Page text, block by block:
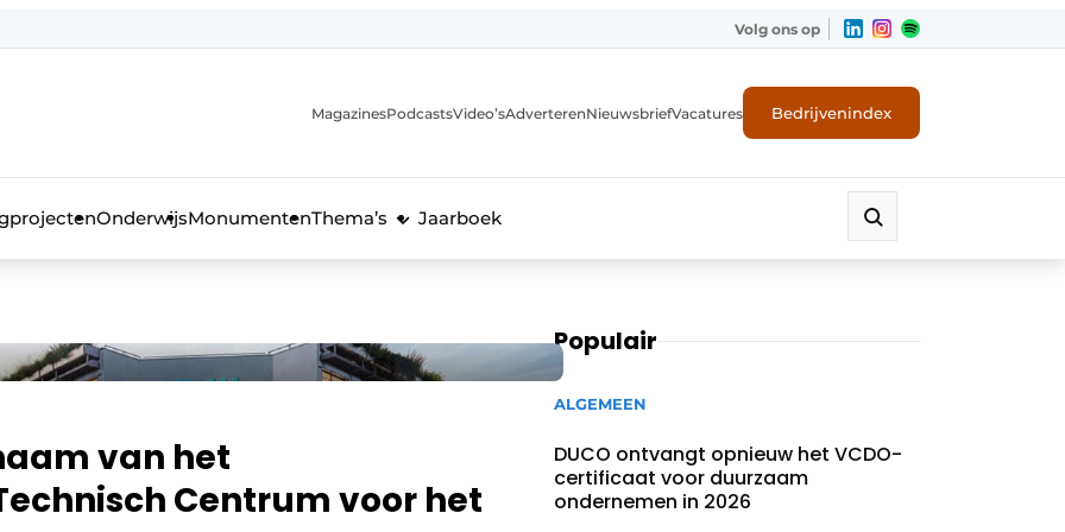
Volg ons op
MagazinesPodcastsVideo’sAdverterenNieuwsbriefVacatures Bedrijvenindex
OnderwijsMonumentenThema’s Jaarboek
van het
Centrum voor het
Populair
ALGEMEEN
DUCO ontvangt opnieuw het VCDO-
certificaat voor duurzaam
ondernemen in 2026